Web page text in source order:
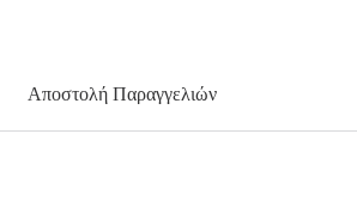
Αποστολή Παραγγελιών